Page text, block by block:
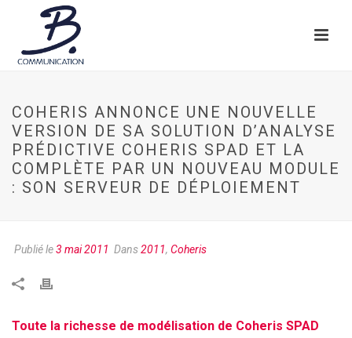
COHERIS ANNONCE UNE NOUVELLE
VERSION DE SA SOLUTION D’ANALYSE
PRÉDICTIVE COHERIS SPAD ET LA
COMPLÈTE PAR UN NOUVEAU MODULE
: SON SERVEUR DE DÉPLOIEMENT
Publié le3 mai 2011 Dans2011, Coheris
Toute la richesse de modélisation de Coheris SPAD